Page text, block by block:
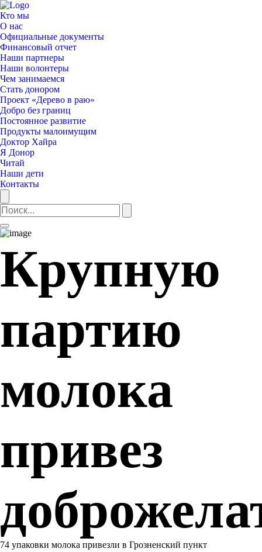
Кто мы
О нас
Официальные документы
Финансовый отчет
Наши партнеры
Наши волонтеры
Чем занимаемся
Стать донором
Проект «Дерево в раю»
Добро без границ
Постоянное развитие
Продукты малоимущим
Доктор Хайра
Я Донор
Читай
Наши дети
Контакты
Крупную
партию
молока
привез
74 упаковки молока привезли в Грозненский пункт